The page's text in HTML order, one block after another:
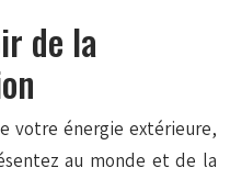
de la
votre énergie extérieure,
au monde et de la